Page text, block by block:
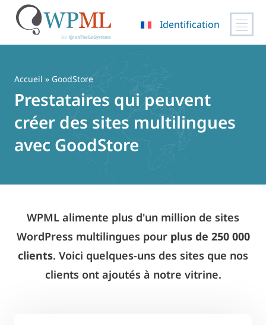
contenu
Identification
Accueil » GoodStore
Prestataires qui peuvent
créer des sites multilingues
avec GoodStore
WPML alimente plus d'un million de sites
WordPress multilingues pour plus de 250 000
clients. Voici quelques-uns des sites que nos
clients ont ajoutés à notre vitrine.